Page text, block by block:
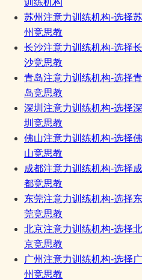
苏州注意力训练机构-选择苏
州竞思教
长沙注意力训练机构-选择长
沙竞思教
青岛注意力训练机构-选择青
岛竞思教
深圳注意力训练机构-选择深
圳竞思教
佛山注意力训练机构-选择佛
山竞思教
成都注意力训练机构-选择成
都竞思教
东莞注意力训练机构-选择东
莞竞思教
北京注意力训练机构-选择北
京竞思教
广州注意力训练机构-选择广
州竞思教